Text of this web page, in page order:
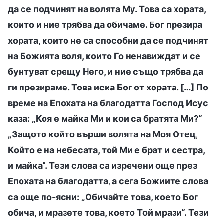
да се подчинят на волята Му. Това са хората,
които и ние трябва да обичаме. Бог презира
хората, които не са способни да се подчинят
на Божията воля, които Го ненавиждат и се
бунтуват срещу Него, и ние също трябва да
ги презираме. Това иска Бог от хората. […] По
време на Епохата на благодатта Господ Исус
каза: „Коя е майка Ми и кои са братята Ми?“
„Защото който върши волята на Моя Отец,
Който е на небесата, той Ми е брат и сестра,
и майка“. Тези слова са изречени още през
Епохата на благодатта, а сега Божиите слова
са още по-ясни: „Обичайте това, което Бог
обича, и мразете това, което Той мрази“. Тези